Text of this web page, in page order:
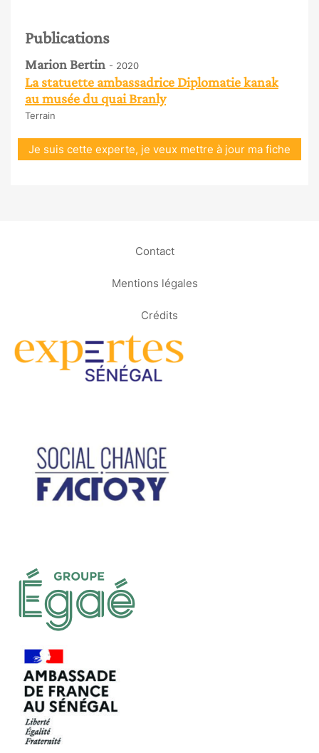
Publications
Marion Bertin - 2020
La statuette ambassadrice Diplomatie kanak
au musée du quai Branly
Terrain
Je suis cette experte, je veux mettre à jour ma fiche
Contact
Mentions légales
Crédits